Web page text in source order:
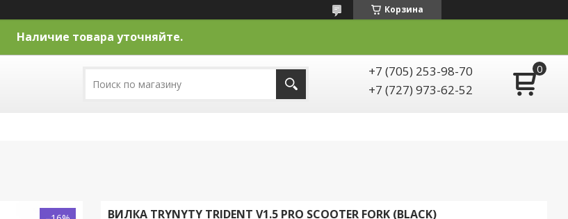
Корзина
Наличие товара уточняйте.
+7 (705) 253-98-70
+7 (727) 973-62-52
ВИЛКА TRYNYTY TRIDENT V1.5 PRO SCOOTER FORK (BLACK)